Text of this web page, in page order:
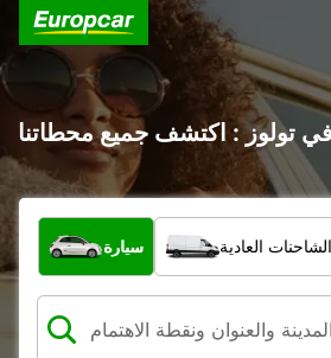
في تولوز : اكتشف جميع محطاتنا
ما نوع المركبة؟
سيارة العادية